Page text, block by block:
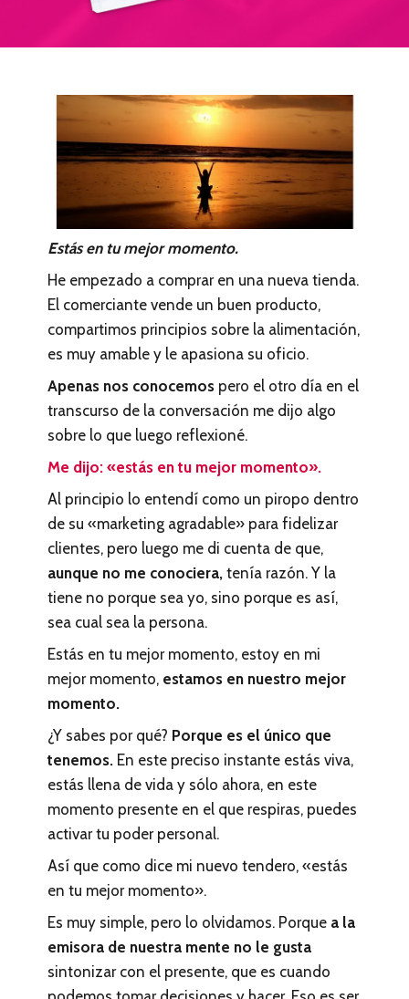
Estás en tu mejor momento.
He empezado a comprar en una nueva tienda.
El comerciante vende un buen producto,
compartimos principios sobre la alimentación,
es muy amable y le apasiona su oficio.
Apenas nos conocemos pero el otro día en el
transcurso de la conversación me dijo algo
sobre lo que luego reflexioné.
Me dijo: «estás en tu mejor momento».
Al principio lo entendí como un piropo dentro
de su «marketing agradable» para fidelizar
clientes, pero luego me di cuenta de que,
aunque no me conociera, tenía razón. Y la
tiene no porque sea yo, sino porque es así,
sea cual sea la persona.
Estás en tu mejor momento, estoy en mi
mejor momento, estamos en nuestro mejor
momento.
¿Y sabes por qué? Porque es el único que
tenemos. En este preciso instante estás viva,
estás llena de vida y sólo ahora, en este
momento presente en el que respiras, puedes
activar tu poder personal.
Así que como dice mi nuevo tendero, «estás
en tu mejor momento».
Es muy simple, pero lo olvidamos. Porque a la
emisora de nuestra mente no le gusta
sintonizar con el presente, que es cuando